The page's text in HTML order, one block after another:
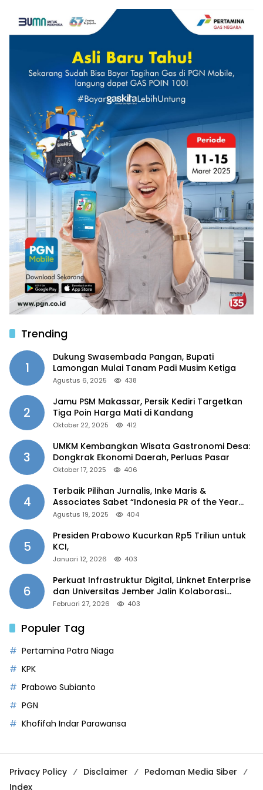
Trending
1
Dukung Swasembada Pangan, Bupati
Lamongan Mulai Tanam Padi Musim Ketiga
Agustus 6, 2025 438
2
Jamu PSM Makassar, Persik Kediri Targetkan
Tiga Poin Harga Mati di Kandang
Oktober 22, 2025 412
3
UMKM Kembangkan Wisata Gastronomi Desa:
Dongkrak Ekonomi Daerah, Perluas Pasar
Oktober 17, 2025 406
4
Terbaik Pilihan Jurnalis, Inke Maris &
Associates Sabet “Indonesia PR of the Year
2025”
Agustus 19, 2025 404
5
Presiden Prabowo Kucurkan Rp5 Triliun untuk
KCI,
Januari 12, 2026 403
6
Perkuat Infrastruktur Digital, Linknet Enterprise
dan Universitas Jember Jalin Kolaborasi
Smart Campus Berbasis AI
Februari 27, 2026 403
Populer Tag
Pertamina Patra Niaga
KPK
Prabowo Subianto
PGN
Khofifah Indar Parawansa
Privacy Policy Disclaimer
Pedoman Media Siber
Index